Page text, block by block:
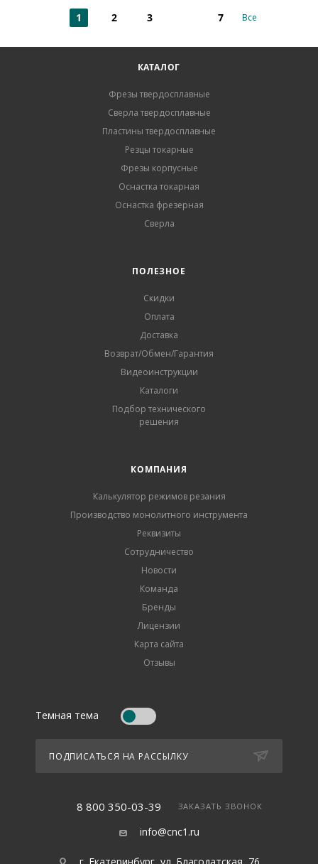
1 2 3 7 Все
КАТАЛОГ
Фрезы твердосплавные
Сверла твердосплавные
Пластины твердосплавные
Резцы токарные
Фрезы корпусные
Оснастка токарная
Оснастка фрезерная
Сверла
ПОЛЕЗНОЕ
Скидки
Оплата
Доставка
Возврат/Обмен/Гарантия
Видеоинструкции
Каталоги
Подбор технического
решения
КОМПАНИЯ
Калькулятор режимов резания
Производство монолитного инструмента
Реквизиты
Сотрудничество
Новости
Команда
Бренды
Лицензии
Карта сайта
Отзывы
Темная тема
ПОДПИСАТЬСЯ НА РАССЫЛКУ
8 800 350-03-39 ЗАКАЗАТЬ ЗВОНОК
info@cnc1.ru